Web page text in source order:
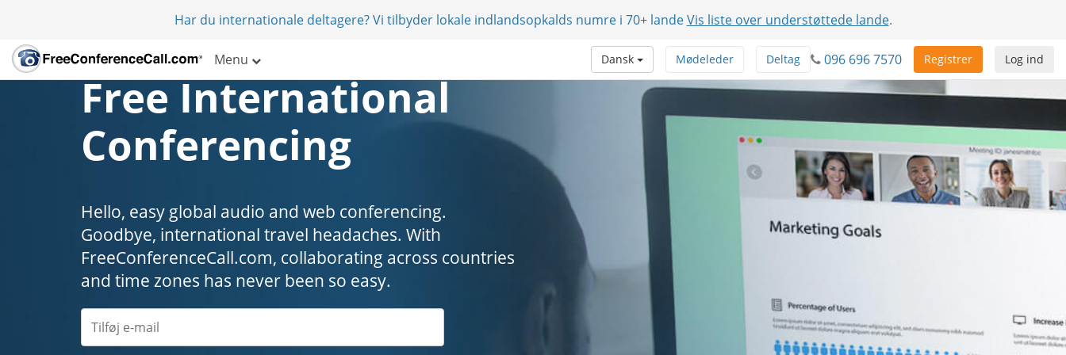
Har du internationale deltagere? Vi tilbyder lokale indlandsopkalds numre i 70+ landeVis liste over understøttede lande.
Menu Log ind
Registrer
096 696 7570
Deltag
Mødeleder
Dansk
Free International
Conferencing
Hello, easy global audio and web conferencing.
Goodbye, international travel headaches. ​​​​​​​With
FreeConferenceCall.com, collaborating across countries
and time zones has never been so easy.